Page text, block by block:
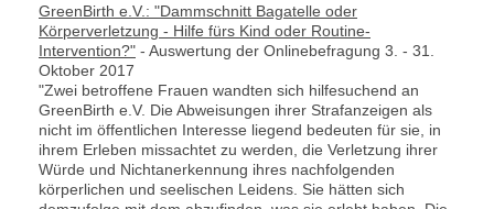
GreenBirth e.V.: "Dammschnitt Bagatelle oder
Körperverletzung - Hilfe fürs Kind oder Routine-
Intervention?" - Auswertung der Onlinebefragung 3. - 31.
Oktober 2017
"Zwei betroffene Frauen wandten sich hilfesuchend an
GreenBirth e.V. Die Abweisungen ihrer Strafanzeigen als
nicht im öffentlichen Interesse liegend bedeuten für sie, in
ihrem Erleben missachtet zu werden, die Verletzung ihrer
Würde und Nichtanerkennung ihres nachfolgenden
körperlichen und seelischen Leidens. Sie hätten sich